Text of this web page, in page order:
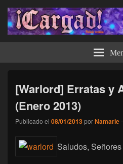
¡Cargad!
[Warlord] Erratas y
(Enero 2013)
Publicado el 08/01/2013porNamarie
Saludos,